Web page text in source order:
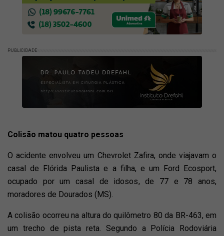
PUBLICIDADE
Colisão matou quatro pessoas
O acidente envolveu um Chevrolet Zafira, onde viajavam o
casal de Flórida Paulista e a filha, e um Ford Ecosport,
ocupado por um casal de idosos, de 77 e 78 anos,
moradores de Dourados (MS).
A colisão ocorreu na altura do quilômetro 80 da BR-463, em
um trecho de pista reta. Segundo a Polícia Rodoviária